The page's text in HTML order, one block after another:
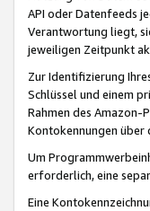
API oder Datenfeeds
Verantwortung liegt,
jeweiligen Zeitpunkt
Zur Identifizierung
Schlüssel und einem
Rahmen des
Kontokennungen über
Um
erforderlich, eine
Eine